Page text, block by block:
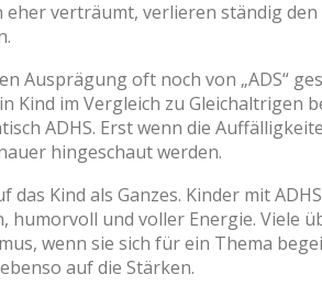
verträumt, verlieren ständig den
Ausprägung oft noch von „ADS“
Kind im Vergleich zu Gleichaltrigen
ADHS. Erst wenn die
hingeschaut werden.
Kind als Ganzes. Kinder mit
und voller Energie. Viele
wenn sie sich für ein Thema
auf die Stärken.